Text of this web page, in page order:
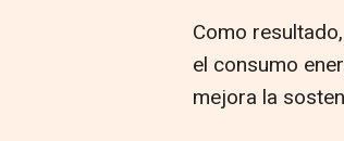
Como
el consumo
mejora la